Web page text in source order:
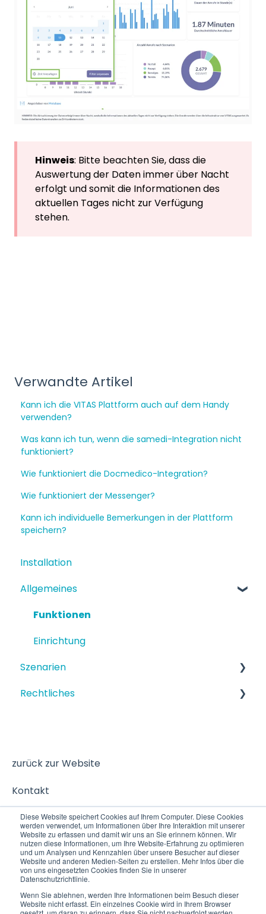
Diese Website speichert Cookies auf Ihrem Computer. Diese Cookies
werden verwendet, um Informationen über Ihre Interaktion mit unserer
Website zu erfassen und damit wir uns an Sie erinnern können. Wir
nutzen diese Informationen, um Ihre Website-Erfahrung zu optimieren
und um Analysen und Kennzahlen über unsere Besucher auf dieser
Website und anderen Medien-Seiten zu erstellen. Mehr Infos über die
von uns eingesetzten Cookies finden Sie in unserer
Datenschutzrichtlinie.
Wenn Sie ablehnen, werden Ihre Informationen beim Besuch dieser
Website nicht erfasst. Ein einzelnes Cookie wird in Ihrem Browser
Hinweis: Bitte beachten Sie, dass die
Auswertung der Daten immer über Nacht
erfolgt und somit die Informationen des
aktuellen Tages nicht zur Verfügung
stehen.
Verwandte Artikel
Kann ich die VITAS Plattform auch auf dem Handy
verwenden?
Was kann ich tun, wenn die samedi-Integration nicht
funktioniert?
Wie funktioniert die Docmedico-Integration?
Wie funktioniert der Messenger?
Kann ich individuelle Bemerkungen in der Plattform
speichern?
Installation
Allgemeines
Funktionen
Einrichtung
Szenarien
Strukturiertes Szenario
Rechtliches
zurück zur Website
Kontakt
© 2025 VITAS Copyright © 2026, VITAS